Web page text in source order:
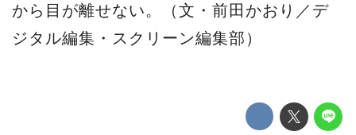
から目が離せない。（文・前田かおり／デ
ジタル編集・スクリーン編集部）